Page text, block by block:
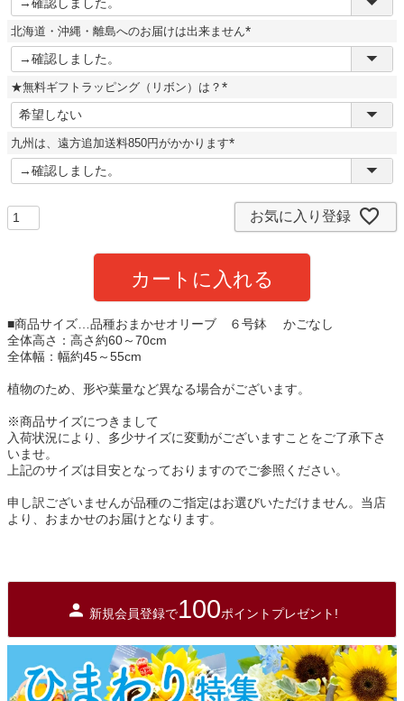
須
)
北海道・沖縄・離島へのお届けは出来ません
(
須
★無料ギフトラッピング（リボン）は？
(
須
)
九州は、遠方追加送料850円がかかります
(
須
お気に入り登録
カートに入れる
■商品サイズ…品種おまかせオリーブ ６号鉢 かごなし
全体高さ：高さ約60～70cm
全体幅：幅約45～55cm
植物のため、形や葉量など異なる場合がございます。
※商品サイズにつきまして
入荷状況により、多少サイズに変動がございますことをご了承下さ
いませ。
上記のサイズは目安となっておりますのでご参照ください。
申し訳ございませんが品種のご指定はお選びいただけません。当店
より、おまかせのお届けとなります。
新規会員登録で100ポイントプレゼント!